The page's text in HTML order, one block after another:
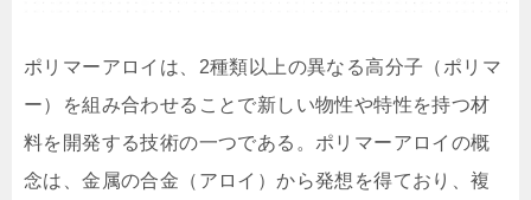
ポリマーアロイは、2種類以上の異なる高分子（ポリマ
ー）を組み合わせることで新しい物性や特性を持つ材
料を開発する技術の一つである。ポリマーアロイの概
念は、金属の合金（アロイ）から発想を得ており、複